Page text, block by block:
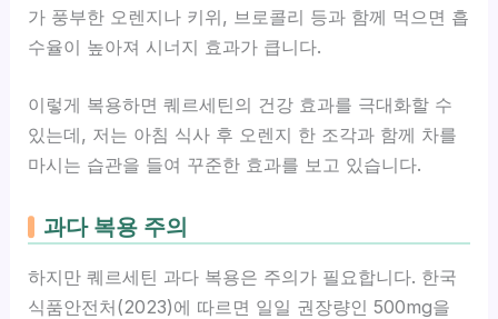
가 풍부한 오렌지나 키위, 브로콜리 등과 함께 먹으면 흡
수율이 높아져 시너지 효과가 큽니다.
이렇게 복용하면 퀘르세틴의 건강 효과를 극대화할 수
있는데, 저는 아침 식사 후 오렌지 한 조각과 함께 차를
마시는 습관을 들여 꾸준한 효과를 보고 있습니다.
과다 복용 주의
하지만 퀘르세틴 과다 복용은 주의가 필요합니다. 한국
식품안전처(2023)에 따르면 일일 권장량인 500mg을